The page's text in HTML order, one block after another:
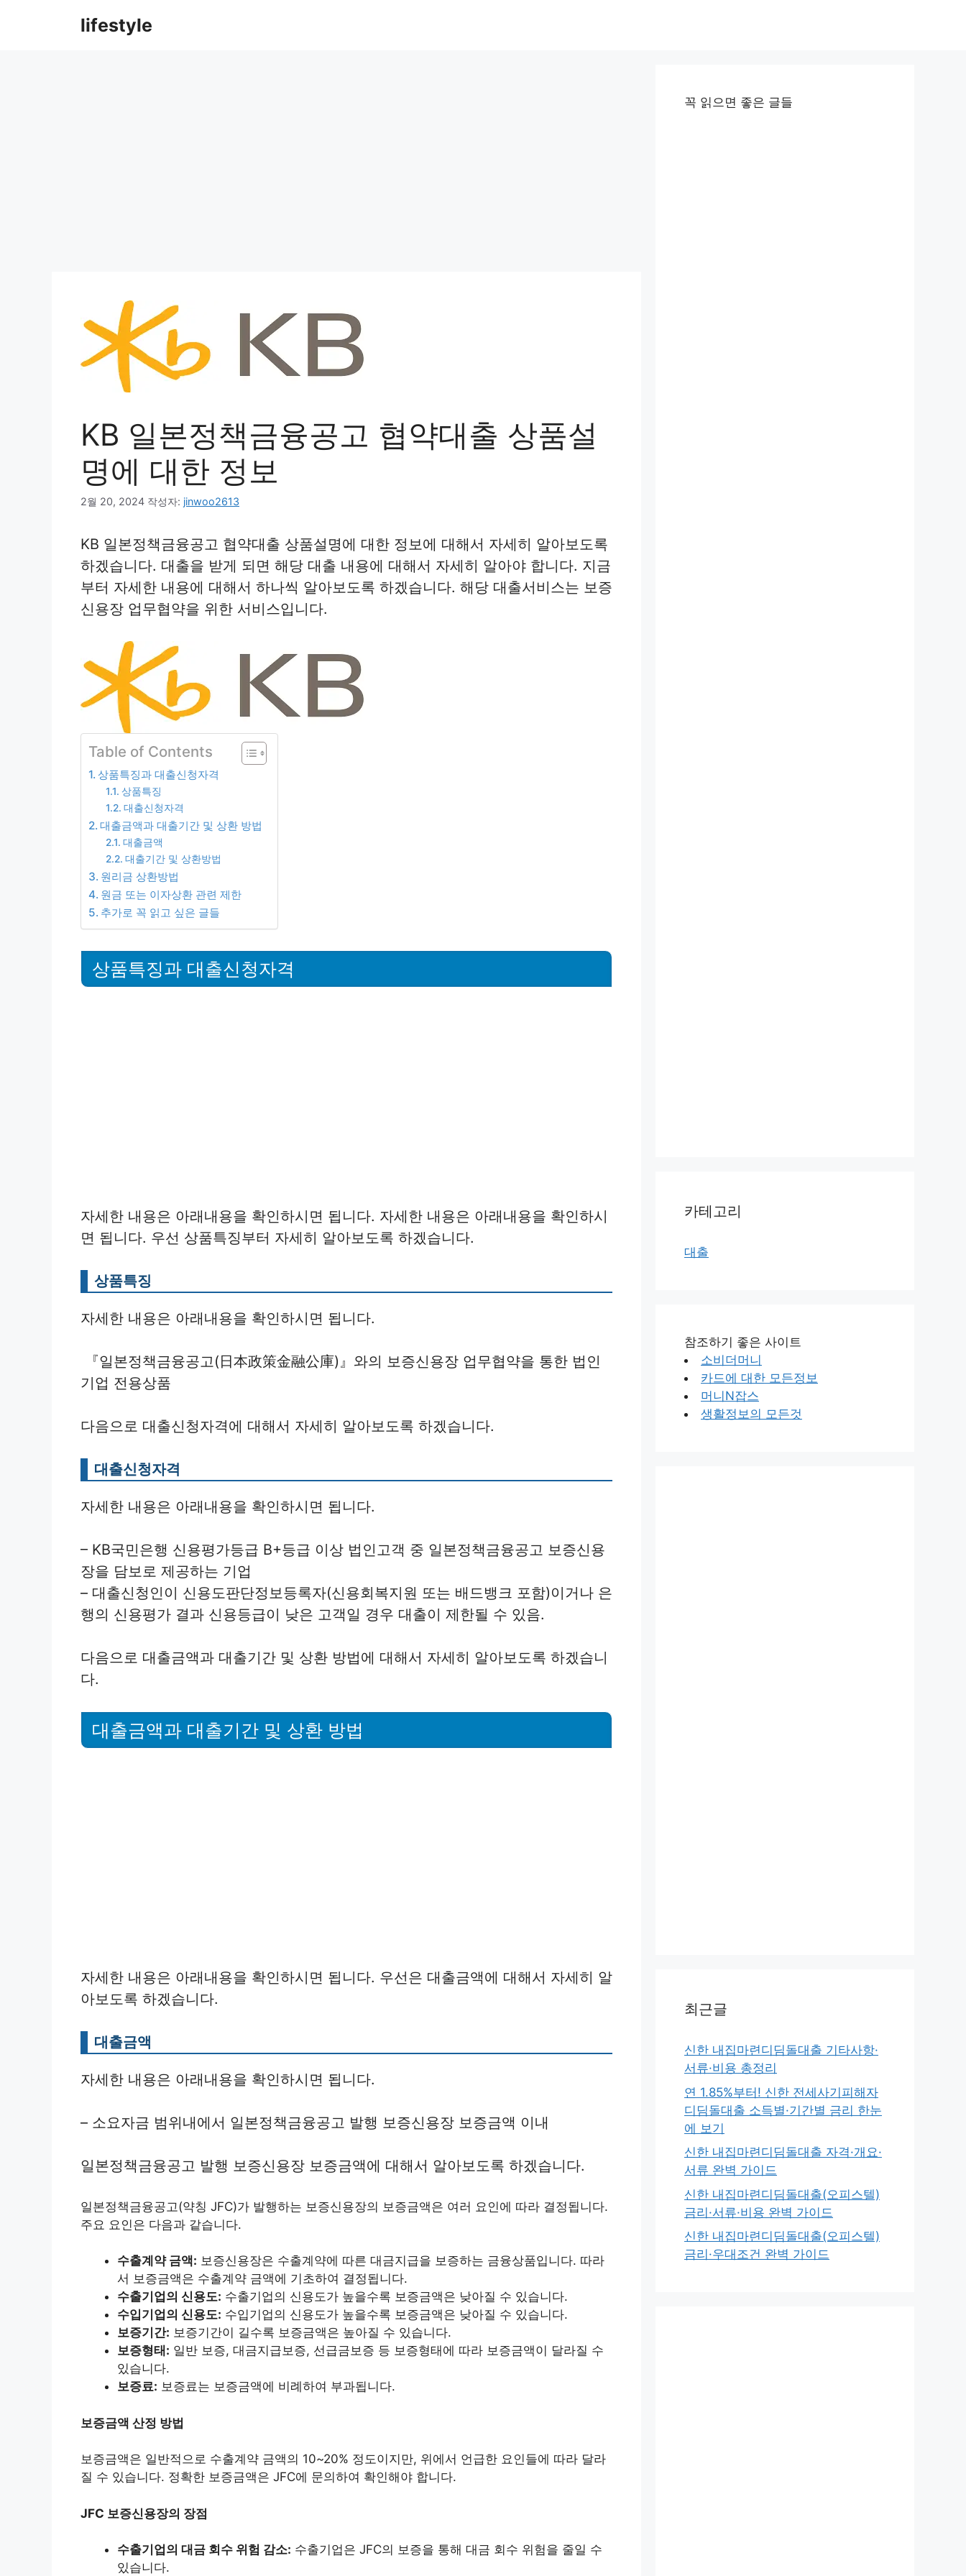
lifestyle
KB 일본정책금융공고 협약대출 상품설
명에 대한 정보
2월 20, 2024 작성자: jinwoo2613
KB 일본정책금융공고 협약대출 상품설명에 대한 정보에 대해서 자세히 알아보도록
하겠습니다. 대출을 받게 되면 해당 대출 내용에 대해서 자세히 알아야 합니다. 지금
부터 자세한 내용에 대해서 하나씩 알아보도록 하겠습니다. 해당 대출서비스는 보증
신용장 업무협약을 위한 서비스입니다.
Table of Contents
상품특징과 대출신청자격
상품특징
대출신청자격
대출금액과 대출기간 및 상환 방법
대출금액
대출기간 및 상환방법
원리금 상환방법
원금 또는 이자상환 관련 제한
추가로 꼭 읽고 싶은 글들
상품특징과 대출신청자격
자세한 내용은 아래내용을 확인하시면 됩니다. 자세한 내용은 아래내용을 확인하시
면 됩니다. 우선 상품특징부터 자세히 알아보도록 하겠습니다.
상품특징
자세한 내용은 아래내용을 확인하시면 됩니다.
『일본정책금융공고(日本政策金融公庫)』와의 보증신용장 업무협약을 통한 법인
기업 전용상품
다음으로 대출신청자격에 대해서 자세히 알아보도록 하겠습니다.
대출신청자격
자세한 내용은 아래내용을 확인하시면 됩니다.
– KB국민은행 신용평가등급 B+등급 이상 법인고객 중 일본정책금융공고 보증신용
장을 담보로 제공하는 기업
– 대출신청인이 신용도판단정보등록자(신용회복지원 또는 배드뱅크 포함)이거나 은
행의 신용평가 결과 신용등급이 낮은 고객일 경우 대출이 제한될 수 있음.
다음으로 대출금액과 대출기간 및 상환 방법에 대해서 자세히 알아보도록 하겠습니
다.
대출금액과 대출기간 및 상환 방법
자세한 내용은 아래내용을 확인하시면 됩니다. 우선은 대출금액에 대해서 자세히 알
아보도록 하겠습니다.
대출금액
자세한 내용은 아래내용을 확인하시면 됩니다.
– 소요자금 범위내에서 일본정책금융공고 발행 보증신용장 보증금액 이내
일본정책금융공고 발행 보증신용장 보증금액에 대해서 알아보도록 하겠습니다.
일본정책금융공고(약칭 JFC)가 발행하는 보증신용장의 보증금액은 여러 요인에 따라 결정됩니다.
주요 요인은 다음과 같습니다.
수출계약 금액: 보증신용장은 수출계약에 따른 대금지급을 보증하는 금융상품입니다. 따라
서 보증금액은 수출계약 금액에 기초하여 결정됩니다.
수출기업의 신용도: 수출기업의 신용도가 높을수록 보증금액은 낮아질 수 있습니다.
수입기업의 신용도: 수입기업의 신용도가 높을수록 보증금액은 낮아질 수 있습니다.
보증기간: 보증기간이 길수록 보증금액은 높아질 수 있습니다.
보증형태: 일반 보증, 대금지급보증, 선급금보증 등 보증형태에 따라 보증금액이 달라질 수
있습니다.
보증료: 보증료는 보증금액에 비례하여 부과됩니다.
보증금액 산정 방법
보증금액은 일반적으로 수출계약 금액의 10~20% 정도이지만, 위에서 언급한 요인들에 따라 달라
질 수 있습니다. 정확한 보증금액은 JFC에 문의하여 확인해야 합니다.
JFC 보증신용장의 장점
수출기업의 대금 회수 위험 감소: 수출기업은 JFC의 보증을 통해 대금 회수 위험을 줄일 수
있습니다.
꼭 읽으면 좋은 글들
카테고리
대출
참조하기 좋은 사이트
소비더머니
카드에 대한 모든정보
머니N잡스
생활정보의 모든것
최근글
신한 내집마련디딤돌대출 기타사항·
서류·비용 총정리
연 1.85%부터! 신한 전세사기피해자
디딤돌대출 소득별·기간별 금리 한눈
에 보기
신한 내집마련디딤돌대출 자격·개요·
서류 완벽 가이드
신한 내집마련디딤돌대출(오피스텔)
금리·서류·비용 완벽 가이드
신한 내집마련디딤돌대출(오피스텔)
금리·우대조건 완벽 가이드